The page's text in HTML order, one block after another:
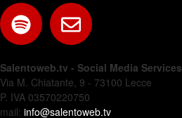
Salentoweb.tv - Social Media Services
Via M. Chiatante, 9 - 73100 Lecce
P. IVA 03570220750
mail: info@salentoweb.tv